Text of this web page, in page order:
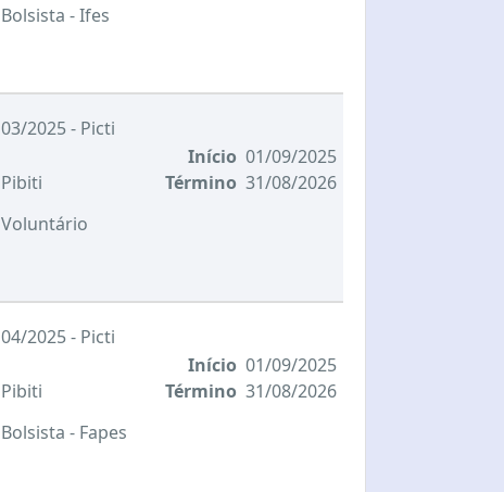
Bolsista - Ifes
03/2025 - Picti
Pibiti
Voluntário
Início 01/09/2025
Término 31/08/2026
04/2025 - Picti
Pibiti
Bolsista - Fapes
Início 01/09/2025
Término 31/08/2026